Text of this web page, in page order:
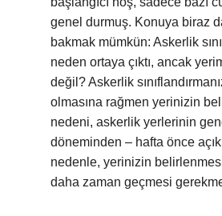
genel durmuş. Konuya biraz
bakmak mümkün: Askerlik
neden ortaya çıktı, ancak
değil? Askerlik
olmasına rağmen yerinizin
nedeni, askerlik yerlerinin
döneminden – hafta önce
nedenle, yerinizin
daha zaman geçmesi